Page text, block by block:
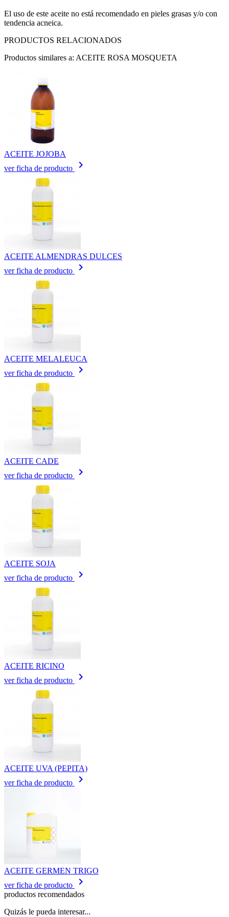
El uso de este aceite no está recomendado en pieles grasas y/o con
tendencia acneica.
PRODUCTOS RELACIONADOS
Productos similares a: ACEITE ROSA MOSQUETA
ACEITE JOJOBA
ver ficha de producto
keyboard_arrow_right
ACEITE ALMENDRAS DULCES
ver ficha de producto
keyboard_arrow_right
ACEITE MELALEUCA
ver ficha de producto
keyboard_arrow_right
ACEITE CADE
ver ficha de producto
keyboard_arrow_right
ACEITE SOJA
ver ficha de producto
keyboard_arrow_right
ACEITE RICINO
ver ficha de producto
keyboard_arrow_right
ACEITE UVA (PEPITA)
ver ficha de producto
keyboard_arrow_right
ACEITE GERMEN TRIGO
ver ficha de producto
keyboard_arrow_right
productos recomendados
Quizás le pueda interesar...